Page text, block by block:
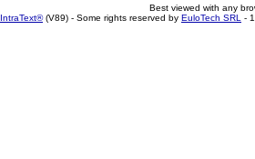
Best viewed with any
IntraText®(V89) - Some rights reserved by EuloTech SRL -